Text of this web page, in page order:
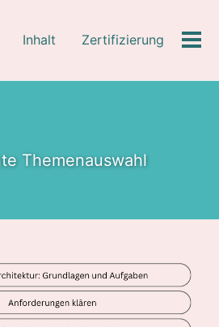
Inhalt Zertifizierung
Themenauswahl